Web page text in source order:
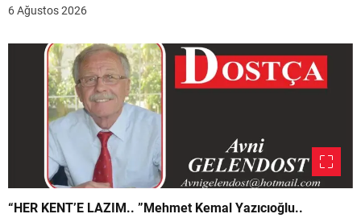
6 Ağustos 2026
“HER KENT’E LAZIM.. ”Mehmet Kemal Yazıcıoğlu..